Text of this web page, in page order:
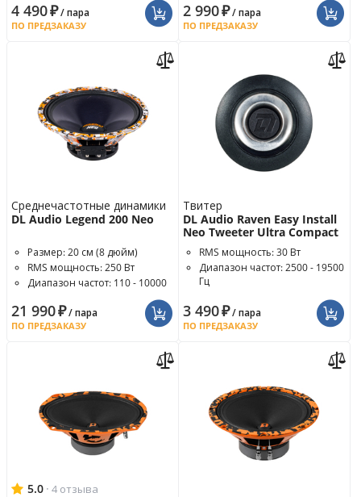
4 490₽/ пара
ПО ПРЕДЗАКАЗУ
2 990₽/ пара
ПО ПРЕДЗАКАЗУ
Среднечастотные динамики
DL Audio Legend 200 Neo
Размер: 20 см (8 дюйм)
RMS мощность: 250 Вт
Диапазон частот: 110 - 10000
21 990₽/ пара
ПО ПРЕДЗАКАЗУ
Твитер
DL Audio Raven Easy Install
Neo Tweeter Ultra Compact
RMS мощность: 30 Вт
Диапазон частот: 2500 - 19500
Гц
Чувствительность: 101.4 дБ
3 490₽/ пара
ПО ПРЕДЗАКАЗУ
5.0 · 4 отзыва